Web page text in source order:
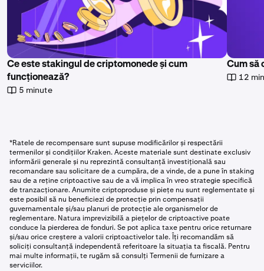
Ce este stakingul de criptomonede și cum
funcționează?
5 minute
Cum să
12
*Ratele de recompensare sunt supuse modificărilor și respectării
termenilor și condițiilor Kraken. Aceste materiale sunt destinate exclusiv
informării generale și nu reprezintă consultanță investițională sau
recomandare sau solicitare de a cumpăra, de a vinde, de a pune în staking
sau de a reține criptoactive sau de a vă implica în vreo strategie specifică
de tranzacționare. Anumite criptoproduse și piețe nu sunt reglementate și
este posibil să nu beneficiezi de protecție prin compensații
guvernamentale și/sau planuri de protecție ale organismelor de
reglementare. Natura imprevizibilă a piețelor de criptoactive poate
conduce la pierderea de fonduri. Se pot aplica taxe pentru orice returnare
și/sau orice creștere a valorii criptoactivelor tale. Îți recomandăm să
soliciți consultanță independentă referitoare la situația ta fiscală. Pentru
mai multe informații, te rugăm să consulți Termenii de furnizare a
serviciilor.